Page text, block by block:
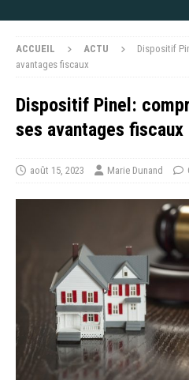
ACCUEIL ACTU
Dispositif
avantages fiscaux
Dispositif Pinel:
ses avantages fiscaux
août 15, 2023 Marie Dunand